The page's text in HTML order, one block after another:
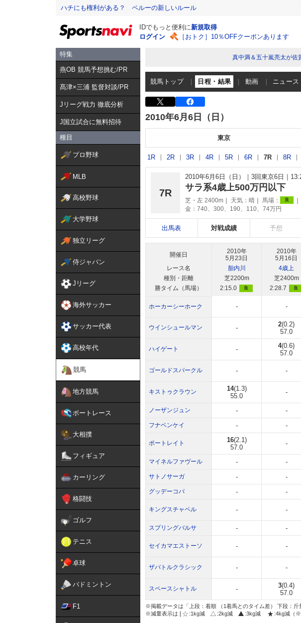
ハチにも権利がある？ ペルーの新しいルール
IDでもっと便利に新規取得
ログイン
［おトク］10％OFFクーポンあります
特集
燕OB 競馬予想挑む/PR
髙津×三浦 監督対談/PR
Jリーグ戦力 徹底分析
J国立試合に無料招待
種目
プロ野球
MLB
高校野球
大学野球
独立リーグ
侍ジャパン
Jリーグ
海外サッカー
サッカー代表
高校年代
競馬
地方競馬
ボートレース
大相撲
フィギュア
カーリング
格闘技
ゴルフ
テニス
卓球
バドミントン
F1
真中満＆五十嵐亮太が佐
競馬トップ 日程・結果 動画 ニュース
2010年6月6日（日）
東京
1R 2R 3R 4R 5R 6R 7R 8R
7R
2010年6月6日（日） 3回東京6日
サラ系4歳上500万円以下
芝・左 2400m 天気： 晴 馬場： 良
金：740、300、190、110、74万円
出馬表 対戦成績 予想
開催日
レース名
種別・距離
勝タイム（馬場）
2010年
5月23日
胎内川
芝2200m
2:15.0
良
2010年
5月16日
4歳上
芝2400m
2:28.7
良
ホーカーシーホーク - -
ウインシュールマン - 2(0.2)
57.0
ハイゲート - 4(0.6)
57.0
ゴールドスパークル - -
キストゥクラウン 14(1.3)
55.0
-
ノーザンジュン - -
フナベンケイ - -
ポートレイト 16(2.1)
57.0
-
マイネルファヴール - -
サトノサーガ - -
グッデーコパ - -
キングスチャペル - -
スプリングバルサ - -
セイカマエストーソ - -
ザバトルクラシック - -
スペースシャトル - 3(0.4)
57.0
※掲載データは「上段：着順 （1着馬とのタイム差） 下段：斤
※減量表示は [
:1kg減 :2kg減 :3kg減 :4kg減（